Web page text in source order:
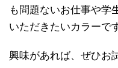
も問題ないお仕事や
いただきたいカラーで
興味があれば、ぜひお